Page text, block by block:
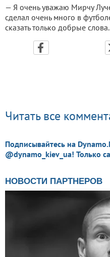
— Я очень уважаю Мирчу
сделал очень много в
сказать только добрые слова.
Читать все
Подписывайтесь на
@dynamo_kiev_ua! Только